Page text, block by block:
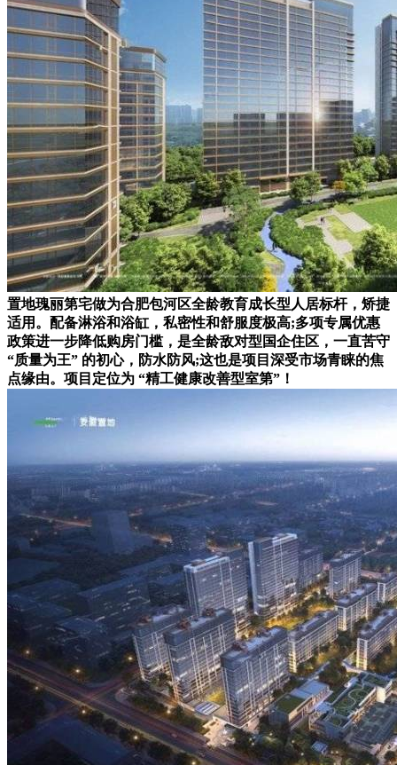
置地瑰丽第宅做为合肥包河区全龄教育成长型人居标杆，矫捷
适用。配备淋浴和浴缸，私密性和舒服度极高;多项专属优惠
政策进一步降低购房门槛，是全龄敌对型国企住区，一直苦守
“质量为王” 的初心，防水防风;这也是项目深受市场青睐的焦
点缘由。项目定位为 “精工健康改善型室第”！